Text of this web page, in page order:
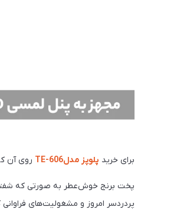
برای خرید پلوپز مدلTE-606 روی آن
پخت برنج خوش‌عطر به صورتی که شفته
پردردسر امروز و مشغولیت‌های